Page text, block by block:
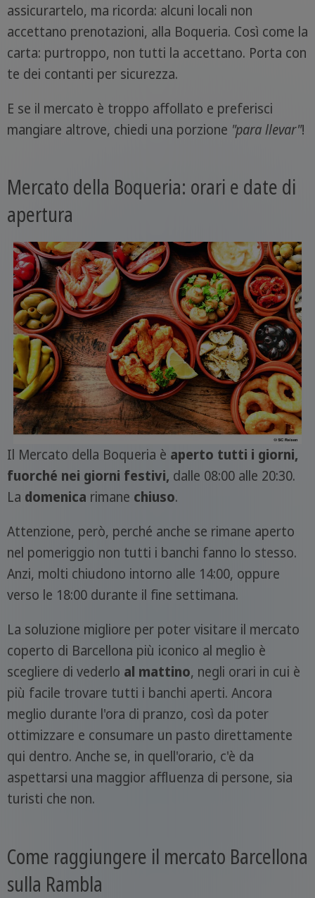
assicurartelo, ma ricorda: alcuni locali non
accettano prenotazioni, alla Boqueria. Così come la
carta: purtroppo, non tutti la accettano. Porta con
te dei contanti per sicurezza.
E se il mercato è troppo affollato e preferisci
mangiare altrove, chiedi una porzione "para llevar"!
Mercato della Boqueria: orari e date di
apertura
Il Mercato della Boqueria è aperto tutti i giorni,
fuorché nei giorni festivi, dalle 08:00 alle 20:30.
La domenica rimane chiuso.
Attenzione, però, perché anche se rimane aperto
nel pomeriggio non tutti i banchi fanno lo stesso.
Anzi, molti chiudono intorno alle 14:00, oppure
verso le 18:00 durante il fine settimana.
La soluzione migliore per poter visitare il mercato
coperto di Barcellona più iconico al meglio è
scegliere di vederlo al mattino, negli orari in cui è
più facile trovare tutti i banchi aperti. Ancora
meglio durante l'ora di pranzo, così da poter
ottimizzare e consumare un pasto direttamente
qui dentro. Anche se, in quell'orario, c'è da
aspettarsi una maggior affluenza di persone, sia
turisti che non.
Come raggiungere il mercato Barcellona
sulla Rambla